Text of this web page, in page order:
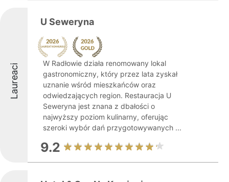
Laureaci
U Seweryna
W Radłowie działa renomowany lokal
gastronomiczny, który przez lata zyskał
uznanie wśród mieszkańców oraz
odwiedzających region. Restauracja U
Seweryna jest znana z dbałości o
najwyższy poziom kulinarny, oferując
szeroki wybór dań przygotowywanych ...
9.2